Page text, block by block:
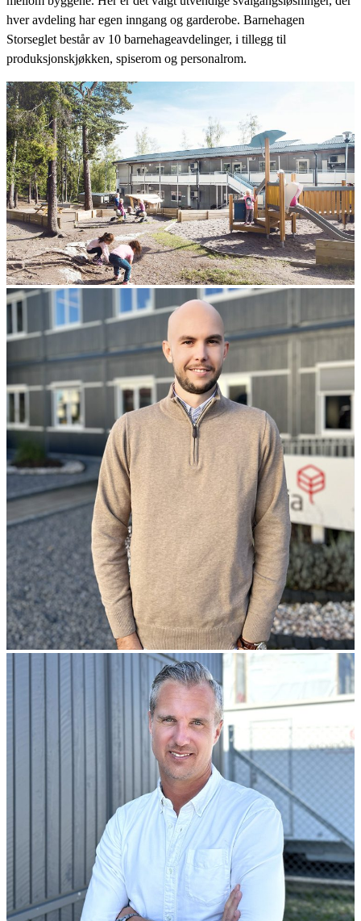
hver avdeling har egen inngang og garderobe. Barnehagen
Storseglet består av 10 barnehageavdelinger, i tillegg til
produksjonskjøkken, spiserom og personalrom.